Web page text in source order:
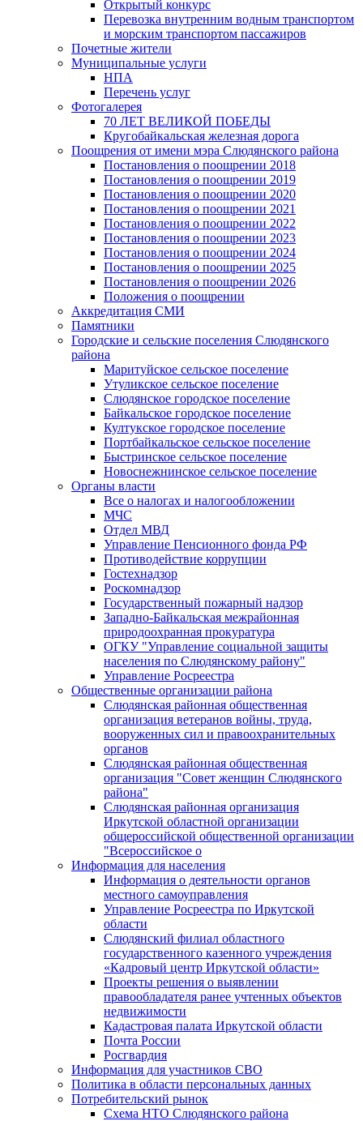
Открытый конкурс
Перевозка внутренним водным транспортом
и морским транспортом пассажиров
Почетные жители
Муниципальные услуги
НПА
Перечень услуг
Фотогалерея
70 ЛЕТ ВЕЛИКОЙ ПОБЕДЫ
Кругобайкальская железная дорога
Поощрения от имени мэра Слюдянского района
Постановления о поощрении 2018
Постановления о поощрении 2019
Постановления о поощрении 2020
Постановления о поощрении 2021
Постановления о поощрении 2022
Постановления о поощрении 2023
Постановления о поощрении 2024
Постановления о поощрении 2025
Постановления о поощрении 2026
Положения о поощрении
Аккредитация СМИ
Памятники
Городские и сельские поселения Слюдянского
района
Маритуйское сельское поселение
Утуликское сельское поселение
Слюдянское городское поселение
Байкальское городское поселение
Култукское городское поселение
Портбайкальское сельское поселение
Быстринское сельское поселение
Новоснежнинское сельское поселение
Органы власти
Все о налогах и налогообложении
МЧС
Отдел МВД
Управление Пенсионного фонда РФ
Противодействие коррупции
Гостехнадзор
Роскомнадзор
Государственный пожарный надзор
Западно-Байкальская межрайонная
природоохранная прокуратура
ОГКУ "Управление социальной защиты
населения по Слюдянскому району"
Управление Росреестра
Общественные организации района
Слюдянская районная общественная
организация ветеранов войны, труда,
вооруженных сил и правоохранительных
органов
Слюдянская районная общественная
организация "Совет женщин Слюдянского
района"
Слюдянская районная организация
Иркутской областной организации
общероссийской общественной организации
"Всероссийское о
Информация для населения
Информация о деятельности органов
местного самоуправления
Управление Росреестра по Иркутской
области
Слюдянский филиал областного
государственного казенного учреждения
«Кадровый центр Иркутской области»
Проекты решения о выявлении
правообладателя ранее учтенных объектов
недвижимости
Кадастровая палата Иркутской области
Почта России
Росгвардия
Информация для участников СВО
Политика в области персональных данных
Потребительский рынок
Схема НТО Слюдянского района